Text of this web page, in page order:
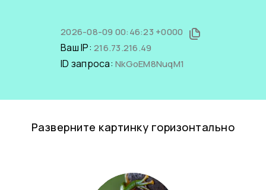
2026-08-09 00:46:23 +0000
Ваш IP: 216.73.216.49
ID запроса: NkGoEM8NuqM1
Разверните картинку горизонтально